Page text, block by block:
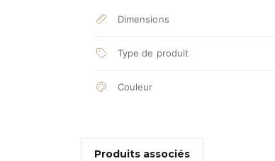
Dimensions
Type de produit
Couleur
Produits associés